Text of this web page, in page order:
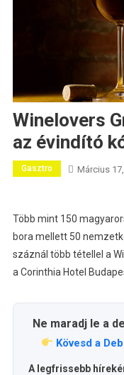
Winelovers
az évindító
Gasztro Március
Több mint 150
bora mellett 50
száznál több tétellel a
a Corinthia Hotel
Ne maradj le a
Kövesd a
A legfrissebb